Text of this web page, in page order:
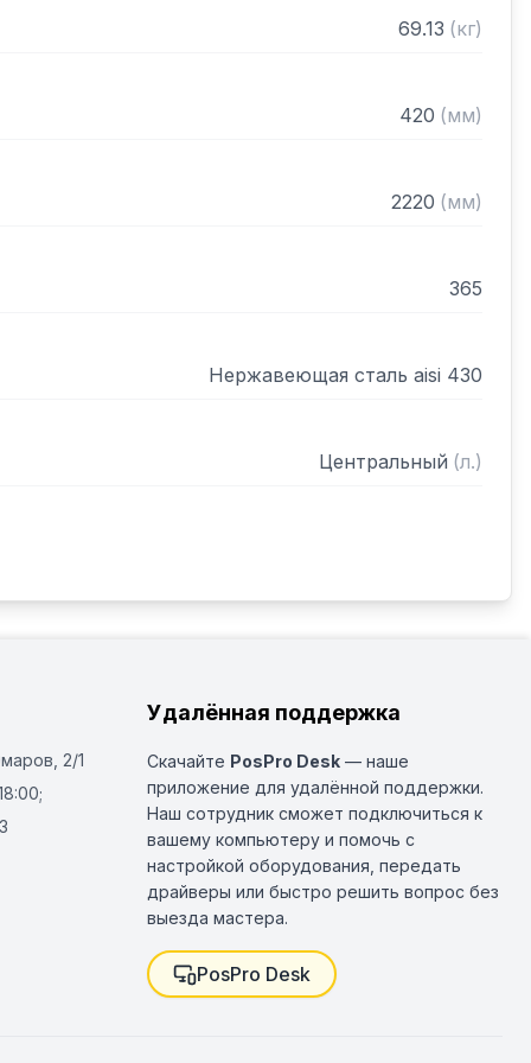
(жироуловителями)
69.13 (кг)
420 (мм)
2220 (мм)
365
Нержавеющая сталь aisi 430
Центральный (л.)
2/1
Удалённая поддержка
Скачайте PosPro Desk — наше
приложение для удалённой поддержки.
Наш сотрудник сможет подключиться к
вашему компьютеру и помочь с
настройкой оборудования, передать
драйверы или быстро решить вопрос без
выезда мастера.
PosPro Desk